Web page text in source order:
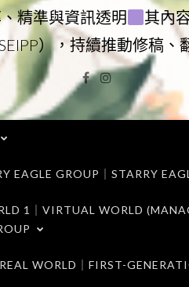
精準與資訊透明 其內
），持續推動修稿、
Facebook
Instagram
EAGLE GROUP｜STARRY
1｜VIRTUAL WORLD
WORLD｜FIRST-